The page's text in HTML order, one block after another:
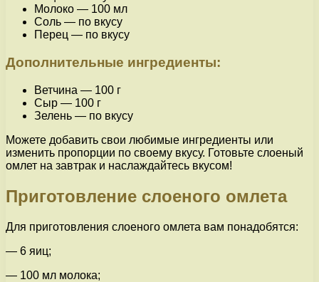
Молоко — 100 мл
Соль — по вкусу
Перец — по вкусу
Дополнительные ингредиенты:
Ветчина — 100 г
Сыр — 100 г
Зелень — по вкусу
Можете добавить свои любимые ингредиенты или
изменить пропорции по своему вкусу. Готовьте слоеный
омлет на завтрак и наслаждайтесь вкусом!
Приготовление слоеного омлета
Для приготовления слоеного омлета вам понадобятся:
— 6 яиц;
— 100 мл молока;